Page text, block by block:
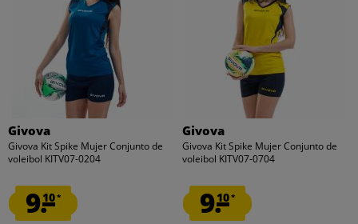
Givova
Givova Kit Spike Mujer Conjunto de
voleibol KITV07-0204
9.10*
Givova
Givova Kit Spike Mujer Conjunto de
voleibol KITV07-0704
9.10*